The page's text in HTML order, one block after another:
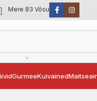
Mere 83 Võsu
GurmeeKuivained